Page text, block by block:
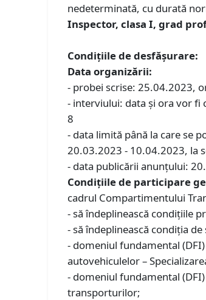
nedeterminată, cu durată
Inspector, clasa I, grad
Condiţiile de desfăşurare:
Data organizării:
- probei scrise: 25.04.2023,
- interviului: data şi ora vor fi
8
- data limită până la care se
20.03.2023 - 10.04.2023, la
- data publicării anunţului:
Condiţiile de participare
cadrul Compartimentului
- să îndeplinească condiţiile
- să îndeplinească condiţia
- domeniul fundamental
autovehiculelor –
- domeniul fundamental
transporturilor;